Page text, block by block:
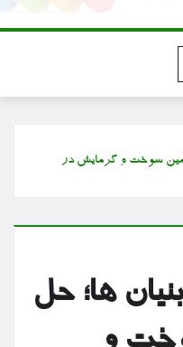
سوخت و گرمایش در
ها؛ حل